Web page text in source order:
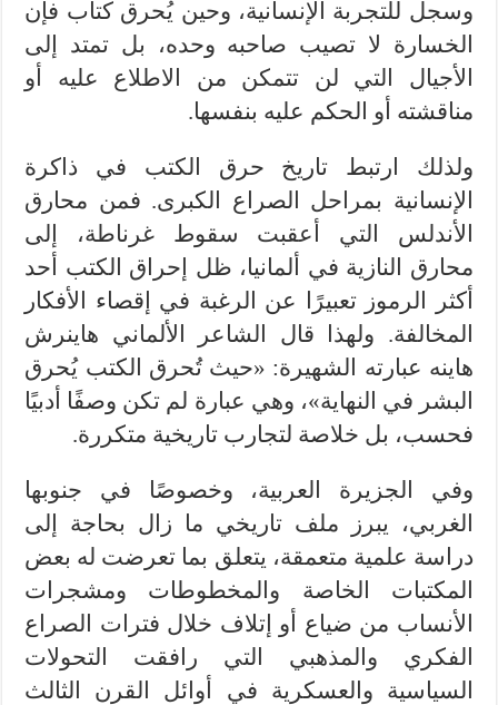
وسجل للتجربة الإنسانية، وحين يُحرق كتاب فإن
الخسارة لا تصيب صاحبه وحده، بل تمتد إلى
الأجيال التي لن تتمكن من الاطلاع عليه أو
مناقشته أو الحكم عليه بنفسها.
ولذلك ارتبط تاريخ حرق الكتب في ذاكرة
الإنسانية بمراحل الصراع الكبرى. فمن محارق
الأندلس التي أعقبت سقوط غرناطة، إلى
محارق النازية في ألمانيا، ظل إحراق الكتب أحد
أكثر الرموز تعبيرًا عن الرغبة في إقصاء الأفكار
المخالفة. ولهذا قال الشاعر الألماني هاينرش
هاينه عبارته الشهيرة: «حيث تُحرق الكتب يُحرق
البشر في النهاية»، وهي عبارة لم تكن وصفًا أدبيًا
فحسب، بل خلاصة لتجارب تاريخية متكررة.
وفي الجزيرة العربية، وخصوصًا في جنوبها
الغربي، يبرز ملف تاريخي ما زال بحاجة إلى
دراسة علمية متعمقة، يتعلق بما تعرضت له بعض
المكتبات الخاصة والمخطوطات ومشجرات
الأنساب من ضياع أو إتلاف خلال فترات الصراع
الفكري والمذهبي التي رافقت التحولات
السياسية والعسكرية في أوائل القرن الثالث